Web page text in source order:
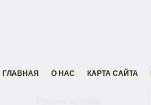
ГЛАВНАЯ О НАС КАРТА САЙТА